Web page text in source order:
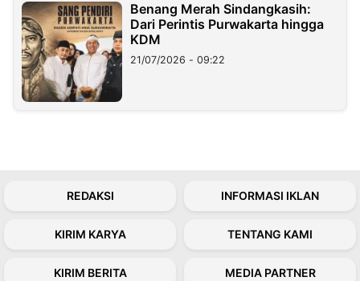
Benang Merah Sindangkasih:
Dari Perintis Purwakarta hingga
KDM
21/07/2026 - 09:22
REDAKSI INFORMASI IKLAN
KIRIM KARYA TENTANG KAMI
KIRIM BERITA MEDIA PARTNER